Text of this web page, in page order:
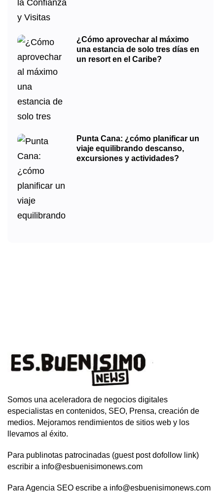
¿Cómo aprovechar al máximo
una estancia de solo tres días en
un resort en el Caribe?
Punta Cana: ¿cómo planificar un
viaje equilibrando descanso,
excursiones y actividades?
Somos una aceleradora de negocios digitales
especialistas en contenidos, SEO, Prensa, creación de
medios. Mejoramos rendimientos de sitios web y los
llevamos al éxito.
Para publinotas patrocinadas (guest post dofollow link)
escribir a info@esbuenisimonews.com
Para Agencia SEO escribe a info@esbuenisimonews.com